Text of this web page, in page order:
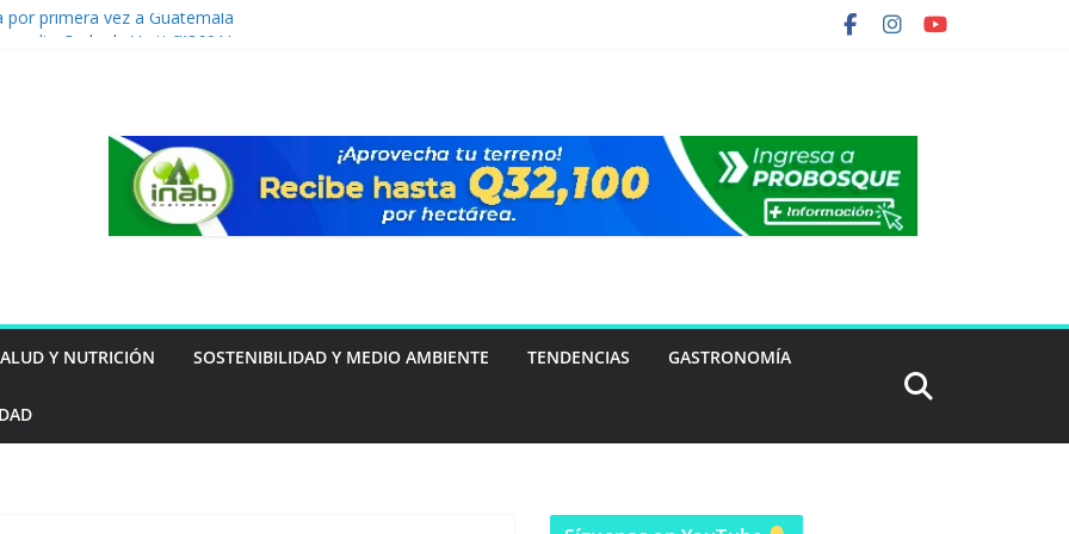
por primera vez a Guatemala
del inmueble: las familias guatemaltecas
y la seguridad
tu mascota puede estar intentando decirte
de lavado: Guatemala apuesta por
ventaja competitiva
Y NUTRICIÓN SOSTENIBILIDAD Y MEDIO AMBIENTE TENDENCIAS GASTRONOMÍA